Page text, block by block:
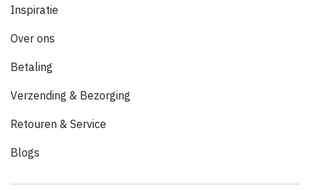
Inspiratie
Over ons
Betaling
Verzending & Bezorging
Retouren & Service
Blogs